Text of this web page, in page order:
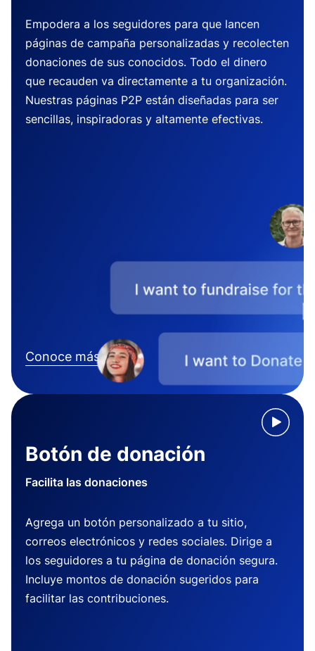
Empodera a los seguidores para que lancen
páginas de campaña personalizadas y recolecten
donaciones de sus conocidos. Todo el dinero
que recauden va directamente a tu organización.
Nuestras páginas P2P están diseñadas para ser
sencillas, inspiradoras y altamente efectivas.
Conoce más
Botón de donación
Facilita las donaciones
Agrega un botón personalizado a tu sitio,
correos electrónicos y redes sociales. Dirige a
los seguidores a tu página de donación segura.
Incluye montos de donación sugeridos para
facilitar las contribuciones.